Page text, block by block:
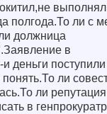
выполнял
полгода.То ли с
должница
в
и деньги
ли
ли репутация
в